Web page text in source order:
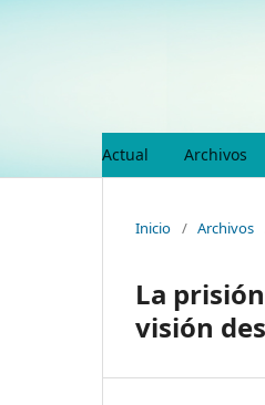
Actual Archivos
Inicio / Archivos
La
visión